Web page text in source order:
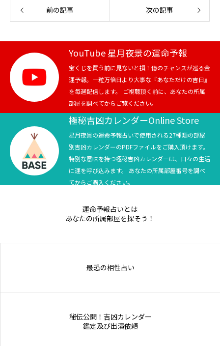
前の記事 次の記事
YouTube 星月夜景の運命予報
宝くじを買う前に見ないと損！億のチャンスが巡る金
運予報。一粒万倍日より大事な『あなただけの吉日』
を毎週配信します。 ご視聴頂く前に、あなたの所属
部屋を調べてからご覧ください。
極秘吉凶カレンダーOnline Store
星月夜景の運命予報占いで使用される27種類の部屋
別吉凶カレンダーのPDFファイルをご購入頂けます。
特別な意味を持つ極秘吉凶カレンダーは、日々の生活
に運を呼び込みます。 あなたの所属部屋番号を調べ
てからご購入ください。
運命予報占いとは
あなたの所属部屋を探そう！
最恐の相性占い
秘伝公開！吉凶カレンダー
鑑定及び出演依頼